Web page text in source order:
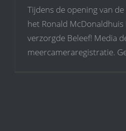
Tijdens de opening van
het Ronald McDonaldhuis
verzorgde Beleef! Media
meercameraregistratie.